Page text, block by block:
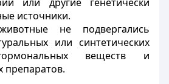
источники.
не подвергались
или синтетических
веществ и
препаратов.